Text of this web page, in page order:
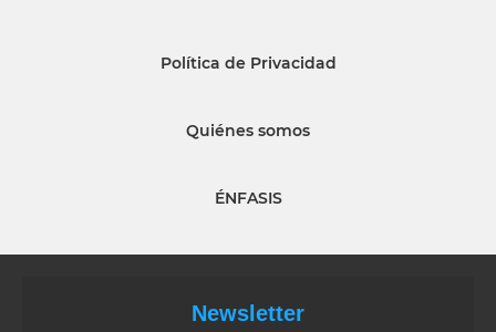
Política de Privacidad
Quiénes somos
ÉNFASIS
Newsletter